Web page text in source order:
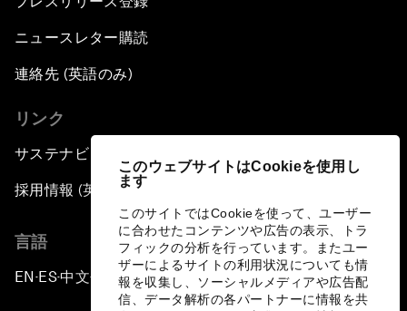
このウェブサイトはCookieを使用し
ます
このサイトではCookieを使って、ユーザー
に合わせたコンテンツや広告の表示、トラ
フィックの分析を行っています。またユー
ザーによるサイトの利用状況についても情
報を収集し、ソーシャルメディアや広告配
信、データ解析の各パートナーに情報を共
ニュースレター購読
連絡先 (英語のみ)
リンク
サステナビリティへの取り組み
採用情報 (英語のみ)
言語
EN ▪ ES▪中文▪ 日本語